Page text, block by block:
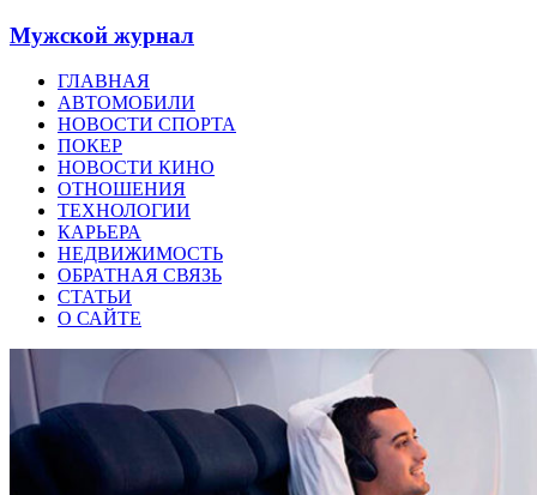
Мужской журнал
ГЛАВНАЯ
АВТОМОБИЛИ
НОВОСТИ СПОРТА
ПОКЕР
НОВОСТИ КИНО
ОТНОШЕНИЯ
ТЕХНОЛОГИИ
КАРЬЕРА
НЕДВИЖИМОСТЬ
ОБРАТНАЯ СВЯЗЬ
СТАТЬИ
О САЙТЕ